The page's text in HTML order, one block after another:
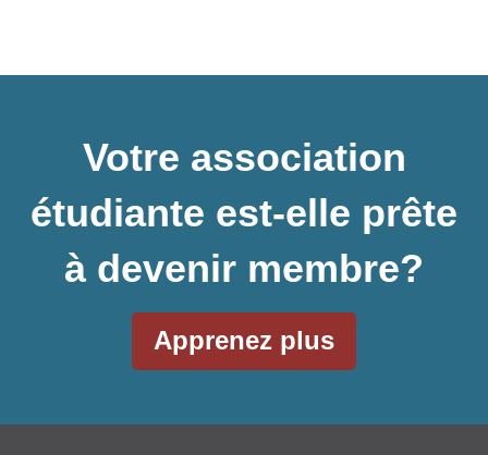
Votre association
étudiante est-elle prête
à devenir membre?
Apprenez plus